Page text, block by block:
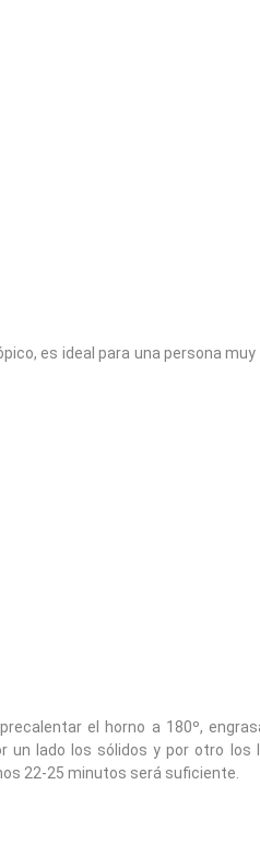
es ideal para una persona muy
precalentar el horno a 180º,
un lado los sólidos y por otro los
22-25 minutos será suficiente.